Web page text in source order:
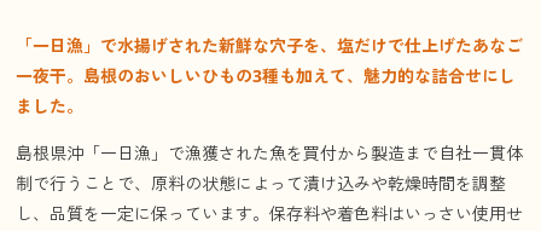
「一日漁」で水揚げされた新鮮な穴子を、塩だけで仕上げたあなご
一夜干。島根のおいしいひもの3種も加えて、魅力的な詰合せにし
ました。
島根県沖「一日漁」で漁獲された魚を買付から製造まで自社一貫体
制で行うことで、原料の状態によって漬け込みや乾燥時間を調整
し、品質を一定に保っています。保存料や着色料はいっさい使用せ